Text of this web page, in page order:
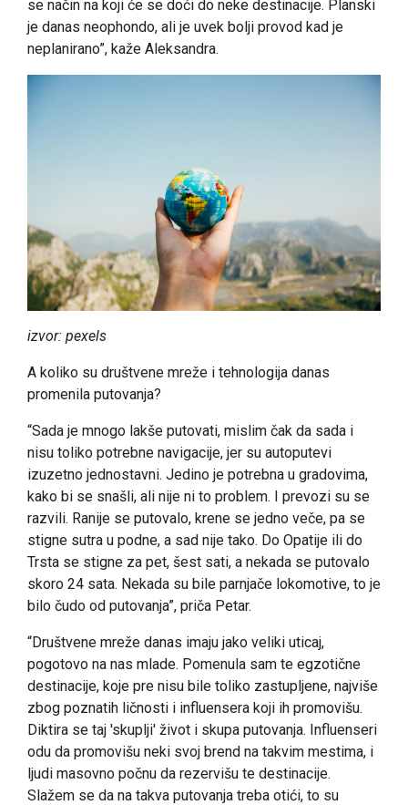
se način na koji će se doći do neke destinacije. Planski
je danas neophondo, ali je uvek bolji provod kad je
neplanirano”, kaže Aleksandra.
izvor: pexels
A koliko su društvene mreže i tehnologija danas
promenila putovanja?
“Sada je mnogo lakše putovati, mislim čak da sada i
nisu toliko potrebne navigacije, jer su autoputevi
izuzetno jednostavni. Jedino je potrebna u gradovima,
kako bi se snašli, ali nije ni to problem. I prevozi su se
razvili. Ranije se putovalo, krene se jedno veče, pa se
stigne sutra u podne, a sad nije tako. Do Opatije ili do
Trsta se stigne za pet, šest sati, a nekada se putovalo
skoro 24 sata. Nekada su bile parnjače lokomotive, to je
bilo čudo od putovanja”, priča Petar.
“Društvene mreže danas imaju jako veliki uticaj,
pogotovo na nas mlade. Pomenula sam te egzotične
destinacije, koje pre nisu bile toliko zastupljene, najviše
zbog poznatih ličnosti i influensera koji ih promovišu.
Diktira se taj 'skuplji' život i skupa putovanja. Influenseri
odu da promovišu neki svoj brend na takvim mestima, i
ljudi masovno počnu da rezervišu te destinacije.
Slažem se da na takva putovanja treba otići, to su